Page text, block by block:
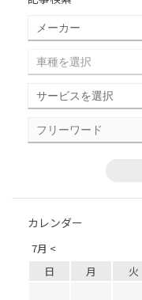
カレンダー
7月 <
日 月 火